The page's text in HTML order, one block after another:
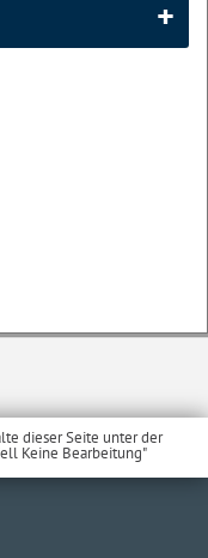
dieser Seite unter der